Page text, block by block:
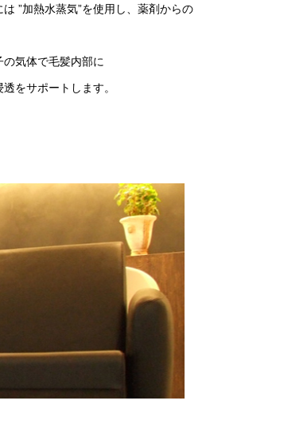
”加熱水蒸気”を使用し、薬剤からの
気体で毛髪内部に
をサポートします。